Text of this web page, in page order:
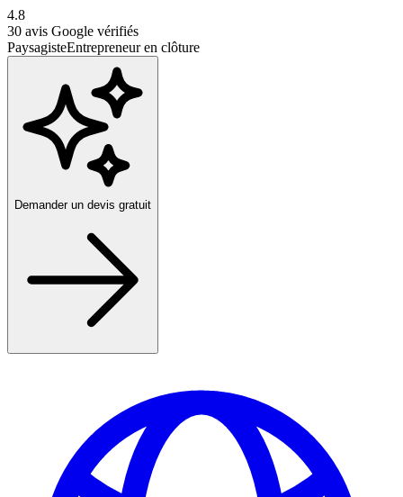
4.8
30 avis Google vérifiés
PaysagisteEntrepreneur en clôture
Demander un devis gratuit